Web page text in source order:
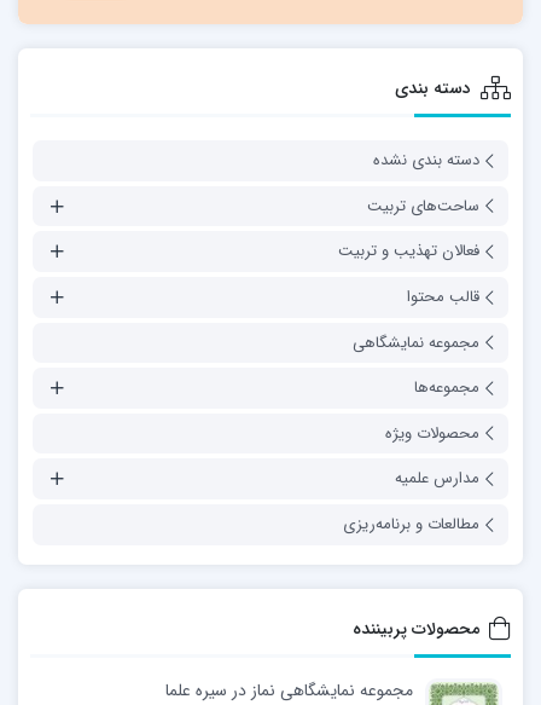
دسته بندی
دسته بندی نشده
ساحت‌های تربیت
فعالان تهذیب و تربیت
قالب محتوا
مجموعه نمایشگاهی
مجموعه‌ها
محصولات ویژه
مدارس علمیه
مطالعات و برنامه‌ریزی
محصولات پربیننده
مجموعه نمایشگاهی نماز در سیره علما